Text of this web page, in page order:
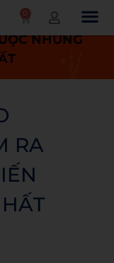
0 KẾT KEY
NHỮNG
RA